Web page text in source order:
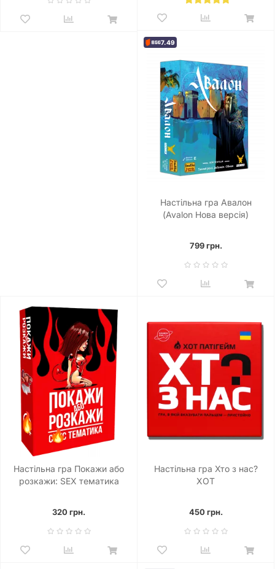
7.49
Настільна гра Авалон
(Avalon Нова версія)
799 грн.
Настільна гра Покажи або
розкажи: SEX тематика
320 грн.
Настільна гра Хто з нас?
ХОТ
450 грн.